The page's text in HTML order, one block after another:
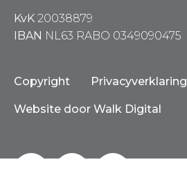
KvK 20038879
IBAN NL63 RABO 0349090475
Copyright Privacyverklaring
Website door Walk Digital